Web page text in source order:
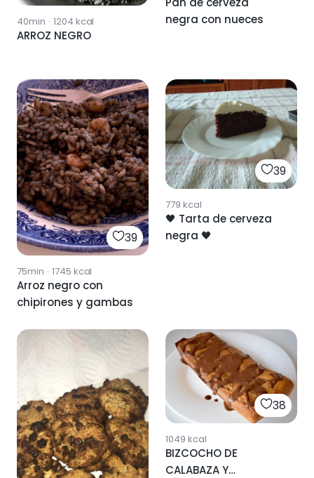
40min · 1204 kcal
ARROZ NEGRO
negra con nueces
39
75min · 1745 kcal
Arroz negro con
chipirones y gambas
39
779 kcal
🖤 Tarta de cerveza
negra 🖤
38
1049 kcal
BIZCOCHO DE
CALABAZA Y